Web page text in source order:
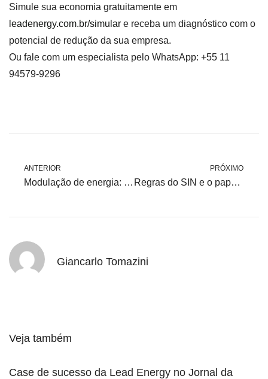
Simule sua economia gratuitamente em
leadenergy.com.br/simular e receba um diagnóstico com o
potencial de redução da sua empresa.
Ou fale com um especialista pelo WhatsApp: +55 11
94579-9296
ANTERIOR
Modulação de energia: alinhando suprimento à curva de carga
PRÓXIMO
Regras do SIN e o papel do ONS para quem está no ACL
Giancarlo Tomazini
Veja também
Case de sucesso da Lead Energy no Jornal da